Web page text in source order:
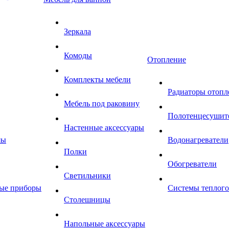
приборы
Зеркала
Комоды
Комплекты мебели
Мебель под раковину
Настенные аксессуары
Полки
Светильники
Столешницы
Напольные аксессуары
Отопление
Радиаторы
Водонагреватели
Обогреватели
Системы